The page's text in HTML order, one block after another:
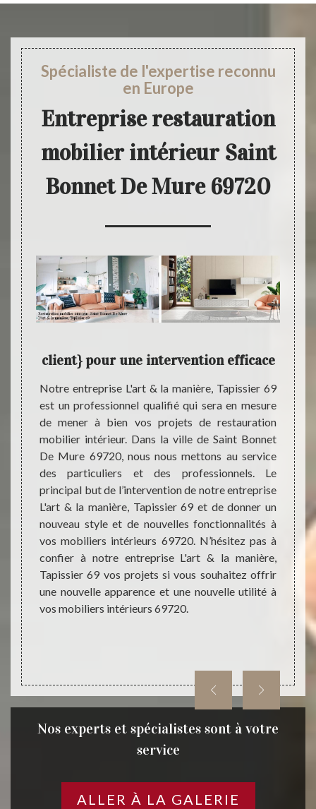
Spécialiste de l'expertise reconnu
en Europe
Entreprise restauration
mobilier intérieur Saint
Bonnet De Mure 69720
vos
des
vos
un
pour
etc.
& la
client} pour une intervention efficace
Notre entreprise L'art & la manière, Tapissier 69
est un professionnel qualifié qui sera en mesure
de mener à bien vos projets de restauration
mobilier intérieur. Dans la ville de Saint Bonnet
De Mure 69720, nous nous mettons au service
des particuliers et des professionnels. Le
principal but de l’intervention de notre entreprise
L'art & la manière, Tapissier 69 et de donner un
nouveau style et de nouvelles fonctionnalités à
vos mobiliers intérieurs 69720. N’hésitez pas à
confier à notre entreprise L'art & la manière,
Tapissier 69 vos projets si vous souhaitez offrir
une nouvelle apparence et une nouvelle utilité à
vos mobiliers intérieurs 69720.
un
69
Nos experts et spécialistes sont à votre
service
ALLER À LA GALERIE